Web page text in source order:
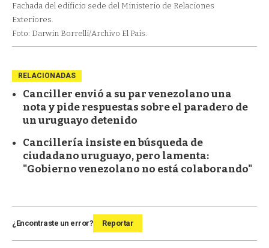
Fachada del edificio sede del Ministerio de Relaciones
Exteriores.
Foto: Darwin Borrelli/Archivo El País.
RELACIONADAS
Canciller envió a su par venezolano una
nota y pide respuestas sobre el paradero de
un uruguayo detenido
Cancillería insiste en búsqueda de
ciudadano uruguayo, pero lamenta:
"Gobierno venezolano no está colaborando"
¿Encontraste un error? Reportar